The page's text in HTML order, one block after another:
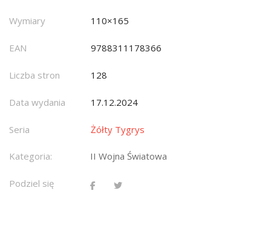
Wymiary 110×165
EAN 9788311178366
Liczba stron 128
Data wydania 17.12.2024
Seria Żółty Tygrys
Kategoria: II Wojna Światowa
Podziel się